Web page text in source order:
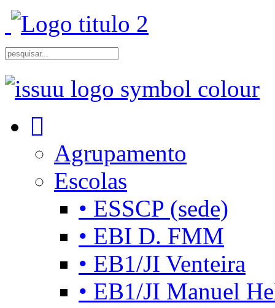
Agrupamento
Escolas
• ESSCP (sede)
• EBI D. FMM
• EB1/JI Venteira
• EB1/JI Manuel